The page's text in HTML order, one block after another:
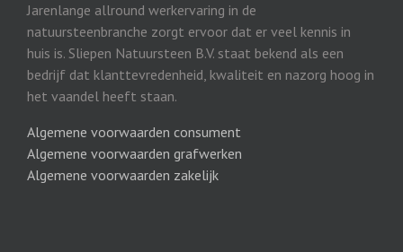
Jarenlange allround werkervaring in de
natuursteenbranche zorgt ervoor dat er veel kennis in
huis is. Sliepen Natuursteen B.V. staat bekend als een
bedrijf dat klanttevredenheid, kwaliteit en nazorg hoog in
het vaandel heeft staan.
Algemene voorwaarden consument
Algemene voorwaarden grafwerken
Algemene voorwaarden zakelijk